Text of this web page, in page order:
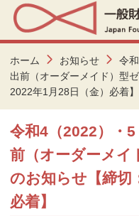
ホーム お知らせ
令
出前（オーダーメイド）型
2022年1月28日（金）必着】
令和4（2022）・
前（オーダーメイ
のお知らせ【締切
必着】